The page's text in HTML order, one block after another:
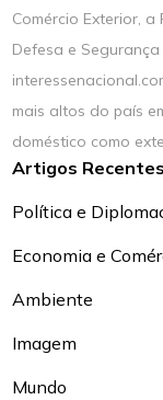
Comércio Exterior,
Defesa e
mais altos do país
doméstico como
Artigos Recentes
Política e
Economia e
Ambiente
Imagem
Mundo